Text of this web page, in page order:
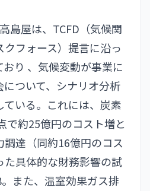
高島屋は、TCFD（気候関
フォース）提言に沿っ
り 、気候変動が事業に
ついて、シナリオ分析
いる。これには、炭素
で約25億円のコスト増と
達（同約16億円のコス
た具体的な財務影響の試
また、温室効果ガス排